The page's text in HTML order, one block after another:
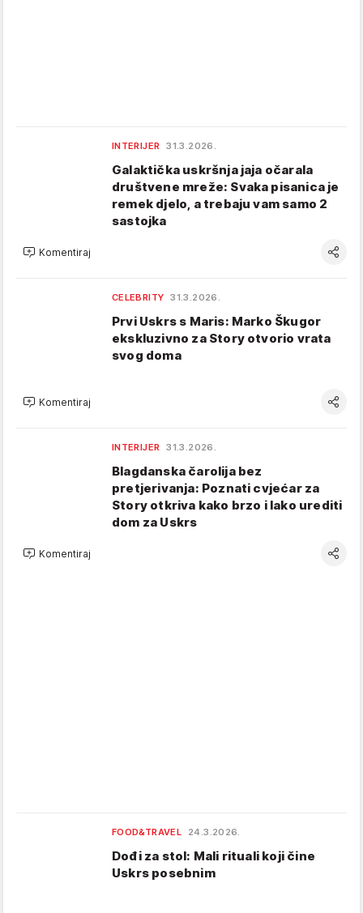
INTERIJER 31.3.2026.
Galaktička uskršnja jaja očarala
društvene mreže: Svaka pisanica je
remek djelo, a trebaju vam samo 2
sastojka
Komentiraj
CELEBRITY 31.3.2026.
Prvi Uskrs s Maris: Marko Škugor
ekskluzivno za Story otvorio vrata
svog doma
Komentiraj
INTERIJER 31.3.2026.
Blagdanska čarolija bez
pretjerivanja: Poznati cvjećar za
Story otkriva kako brzo i lako urediti
dom za Uskrs
Komentiraj
FOOD&TRAVEL 24.3.2026.
Dođi za stol: Mali rituali koji čine
Uskrs posebnim